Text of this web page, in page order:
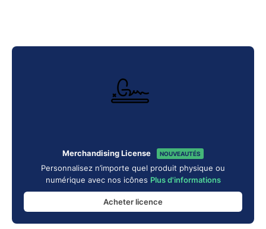
Merchandising License NOUVEAUTÉS
Personnalisez n’importe quel produit physique ou
numérique avec nos icônes Plus d'informations
Acheter licence